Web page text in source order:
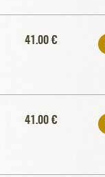
41.00 €
41.00 €